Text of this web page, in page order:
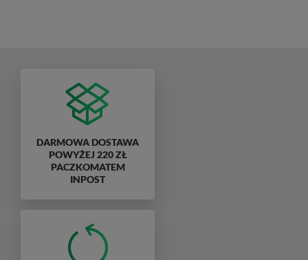
DARMOWA DOSTAWA
POWYŻEJ 220 ZŁ
PACZKOMATEM
INPOST